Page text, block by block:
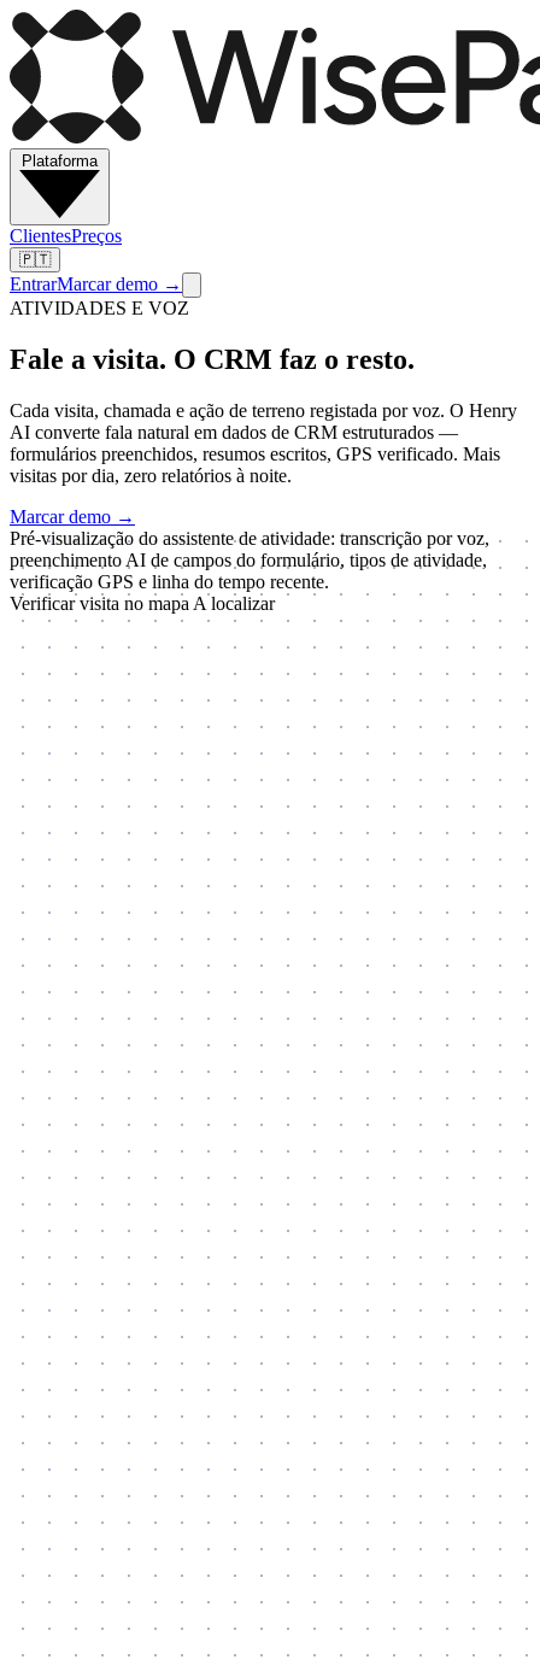
ClientesPreços
🇵🇹
EntrarMarcar demo →
ATIVIDADES E VOZ
Fale a visita. O CRM faz o resto.
Cada visita, chamada e ação de terreno registada por voz. O Henry
AI converte fala natural em dados de CRM estruturados —
formulários preenchidos, resumos escritos, GPS verificado. Mais
visitas por dia, zero relatórios à noite.
Marcar demo →
Pré-visualização do assistente de atividade: transcrição por voz,
preenchimento AI de campos do formulário, tipos de atividade,
verificação GPS e linha do tempo recente.
Verificar visita no mapa A localizar